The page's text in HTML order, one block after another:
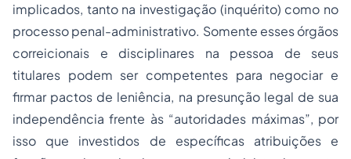
implicados, tanto na investigação (inquérito) como no
processo penal-administrativo. Somente esses órgãos
correicionais e disciplinares na pessoa de seus
titulares podem ser competentes para negociar e
firmar pactos de leniência, na presunção legal de sua
independência frente às “autoridades máximas”, por
isso que investidos de específicas atribuições e